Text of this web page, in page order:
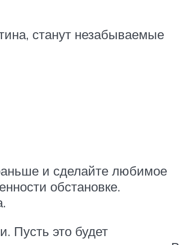
станут незабываемые
и сделайте любимое
обстановке.
Пусть это будет